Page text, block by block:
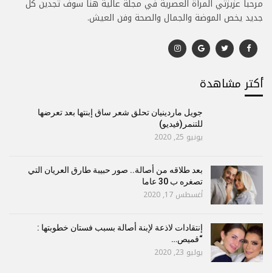
مرحبا عزيزتي المرأة العصرية في مجلة عالية هنا سوف تجدين كل
جديد يخص الموضة والجمال والصحة وفن العيش.
أكتر مشاهدة
جويل ماردينيان تحلق شعر ساق إبنتها بعد تعرضها
للتنمر(فيديو)
يونيو 25, 2020
بعد طلاقه من أصالة.. صور حبيبة طارق العريان التي
تصغره ب 30 عاما
أغسطس 17, 2020
إنتقادات لاذعة لإبنة أصالة بسبب فستان خطوبتها :
“قميص…
يوليو 23, 2020